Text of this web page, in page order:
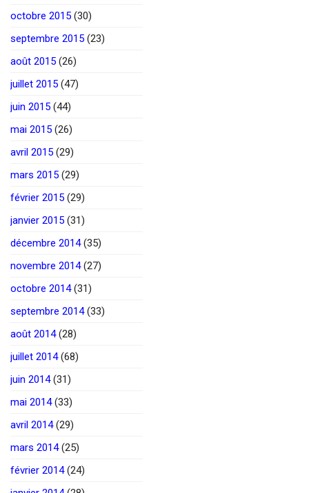
octobre 2015 (30)
septembre 2015 (23)
août 2015 (26)
juillet 2015 (47)
juin 2015 (44)
mai 2015 (26)
avril 2015 (29)
mars 2015 (29)
février 2015 (29)
janvier 2015 (31)
décembre 2014(35)
novembre 2014(27)
octobre 2014(31)
septembre 2014(33)
août 2014(28)
juillet 2014(68)
juin 2014(31)
mai 2014(33)
avril 2014(29)
mars 2014(25)
février 2014(24)